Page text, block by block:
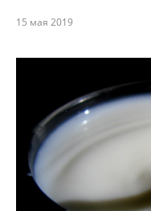
15 мая 2019